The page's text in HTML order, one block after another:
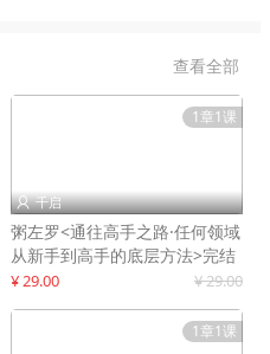
查看全部
1章1课
 千启
粥左罗<通往高手之路·任何领域
从新手到高手的底层方法>完结
¥ 29.00 ¥ 29.00
1章1课